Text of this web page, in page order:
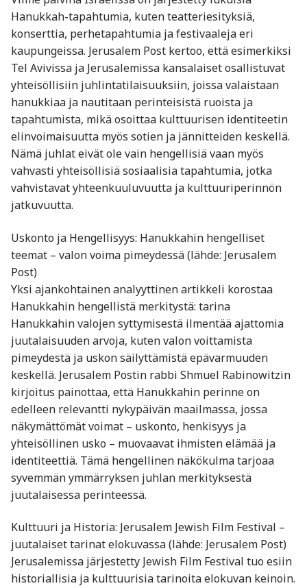
Hanukkah-tapahtumia, kuten teatteriesityksiä,
konserttia, perhetapahtumia ja festivaaleja eri
kaupungeissa. Jerusalem Post kertoo, että esimerkiksi
Tel Avivissa ja Jerusalemissa kansalaiset osallistuvat
yhteisöllisiin juhlintatilaisuuksiin, joissa valaistaan
hanukkiaa ja nautitaan perinteisistä ruoista ja
tapahtumista, mikä osoittaa kulttuurisen identiteetin
elinvoimaisuutta myös sotien ja jännitteiden keskellä.
Nämä juhlat eivät ole vain hengellisiä vaan myös
vahvasti yhteisöllisiä sosiaalisia tapahtumia, jotka
vahvistavat yhteenkuuluvuutta ja kulttuuriperinnön
jatkuvuutta.
Uskonto ja Hengellisyys: Hanukkahin hengelliset
teemat – valon voima pimeydessä (lähde: Jerusalem
Post)
Yksi ajankohtainen analyyttinen artikkeli korostaa
Hanukkahin hengellistä merkitystä: tarina
Hanukkahin valojen syttymisestä ilmentää ajattomia
juutalaisuuden arvoja, kuten valon voittamista
pimeydestä ja uskon säilyttämistä epävarmuuden
keskellä. Jerusalem Postin rabbi Shmuel Rabinowitzin
kirjoitus painottaa, että Hanukkahin perinne on
edelleen relevantti nykypäivän maailmassa, jossa
näkymättömät voimat – uskonto, henkisyys ja
yhteisöllinen usko – muovaavat ihmisten elämää ja
identiteettiä. Tämä hengellinen näkökulma tarjoaa
syvemmän ymmärryksen juhlan merkityksestä
juutalaisessa perinteessä.
Kulttuuri ja Historia: Jerusalem Jewish Film Festival –
juutalaiset tarinat elokuvassa (lähde: Jerusalem Post)
Jerusalemissa järjestetty Jewish Film Festival tuo esiin
historiallisia ja kulttuurisia tarinoita elokuvan keinoin.